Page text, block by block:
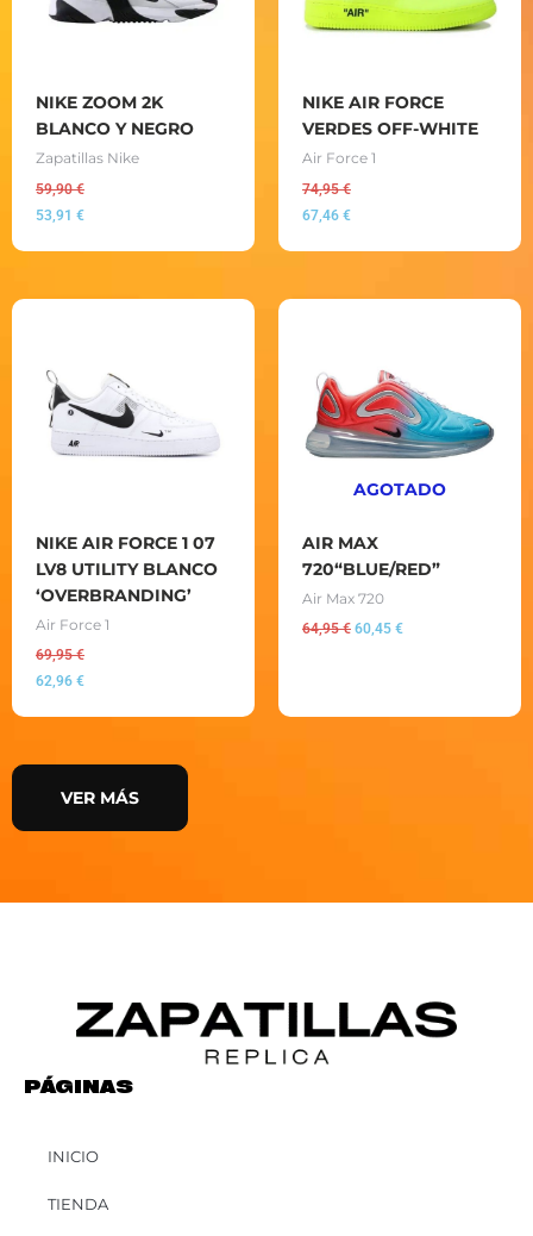
NIKE ZOOM 2K
BLANCO Y NEGRO
Zapatillas Nike
59,90€
53,91 €
NIKE AIR FORCE
VERDES OFF-WHITE
Air Force 1
74,95€
67,46 €
NIKE AIR FORCE 1 07
LV8 UTILITY BLANCO
‘OVERBRANDING’
Air Force 1
69,95€
62,96 €
AGOTADO
AIR MAX
720“BLUE/RED”
Air Max 720
64,95€
64,95 €.
60,45 €
60,45 €.
VER MÁS
PÁGINAS
INICIO
TIENDA